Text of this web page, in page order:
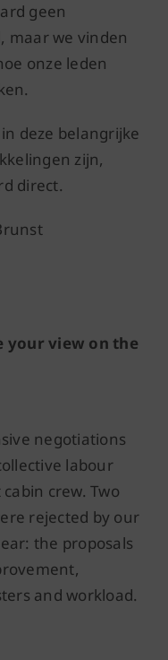
geen
maar we vinden
onze leden
deze belangrijke
zijn,
direct.
your view on the
negotiations
labour
crew. Two
rejected by our
the proposals
and workload.